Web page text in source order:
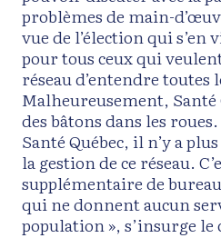
problèmes de main-
vue de l’élection qui
pour tous ceux qui
réseau d’entendre toutes
Malheureusement, Santé
des bâtons dans les
Santé Québec, il n’y a
la gestion de ce réseau.
supplémentaire de
qui ne donnent aucun
population », s’insurge le